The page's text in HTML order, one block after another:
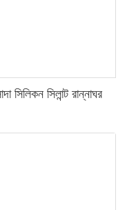
সিলান্ট রান্নাঘর